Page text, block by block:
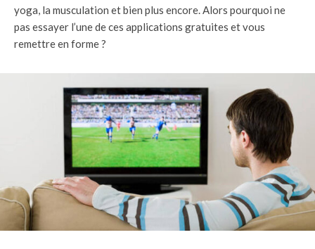
yoga, la musculation et bien plus encore. Alors pourquoi ne
pas essayer l’une de ces applications gratuites et vous
remettre en forme ?